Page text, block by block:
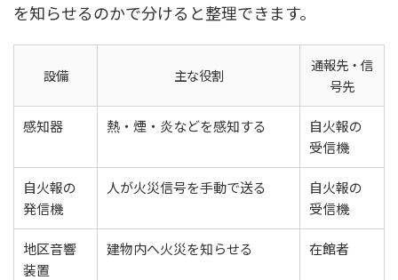
を知らせるのかで分けると整理できます。
設備 主な役割
通報先・信
号先
感知器 熱・煙・炎などを感知する
自火報の
受信機
自火報の
発信機
人が火災信号を手動で送る
自火報の
受信機
地区音響
装置
建物内へ火災を知らせる 在館者